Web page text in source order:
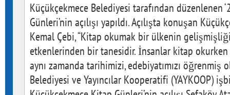
Küçükçekmece Belediyesi tarafından düzenlenen
Günleri’nin açılışı yapıldı. Açılışta konuşan
Kemal Çebi, “Kitap okumak bir ülkenin
etkenlerinden bir tanesidir. İnsanlar kitap
aynı zamanda tarihimizi, edebiyatımızı öğrenmiş
Belediyesi ve Yayıncılar Kooperatifi (YAYKOOP)